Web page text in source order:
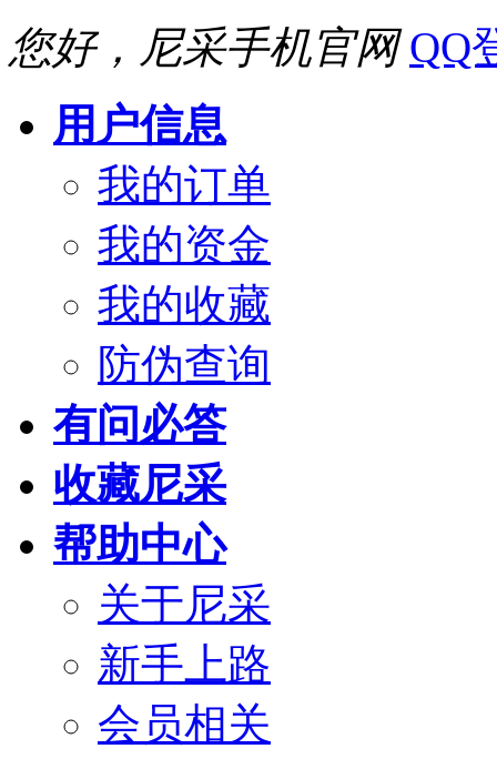
您好，尼采手机官网 QQ
用户信息
我的订单
我的资金
我的收藏
防伪查询
有问必答
收藏尼采
帮助中心
关于尼采
新手上路
会员相关